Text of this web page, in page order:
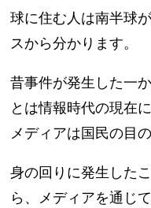
球に住む人は南半球
スから分かります。
昔事件が発生した一
とは情報時代の現在
メディアは国民の目
身の回りに発生した
ら、メディアを通じ